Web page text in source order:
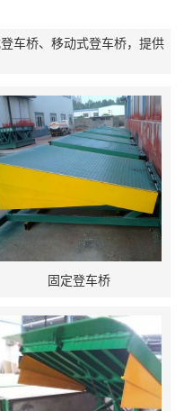
车桥、移动式登车桥，提供
固定登车桥